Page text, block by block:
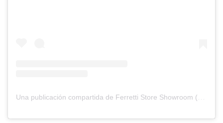
Una publicación compartida de Ferretti Store Showroom (@ferretti_store_showroom)